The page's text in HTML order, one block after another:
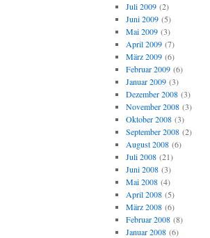
Juli 2009(2)
Juni 2009(5)
Mai 2009(3)
April 2009(7)
März 2009(6)
Februar 2009(6)
Januar 2009(3)
Dezember 2008(3)
November 2008(3)
Oktober 2008(3)
September 2008(2)
August 2008(6)
Juli 2008(21)
Juni 2008(3)
Mai 2008(4)
April 2008(5)
März 2008(6)
Februar 2008(8)
Januar 2008(6)